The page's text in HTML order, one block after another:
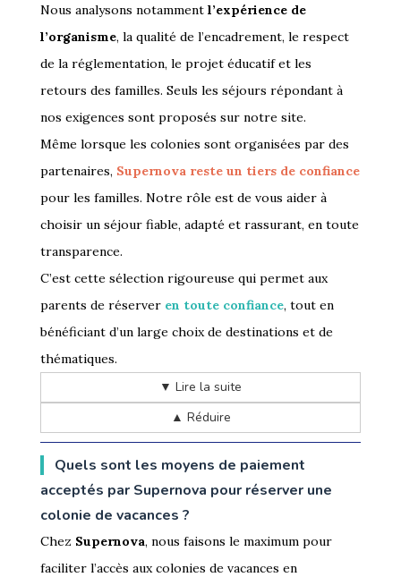
Nous analysons notamment l’expérience de
l’organisme, la qualité de l’encadrement, le respect
de la réglementation, le projet éducatif et les
retours des familles. Seuls les séjours répondant à
nos exigences sont proposés sur notre site.
Même lorsque les colonies sont organisées par des
partenaires, Supernova reste un tiers de confiance
pour les familles. Notre rôle est de vous aider à
choisir un séjour fiable, adapté et rassurant, en toute
transparence.
C’est cette sélection rigoureuse qui permet aux
parents de réserver en toute confiance, tout en
bénéficiant d’un large choix de destinations et de
thématiques.
▼ Lire la suite
▲ Réduire
Quels sont les moyens de paiement
acceptés par Supernova pour réserver une
colonie de vacances ?
Chez Supernova, nous faisons le maximum pour
faciliter l’accès aux colonies de vacances en